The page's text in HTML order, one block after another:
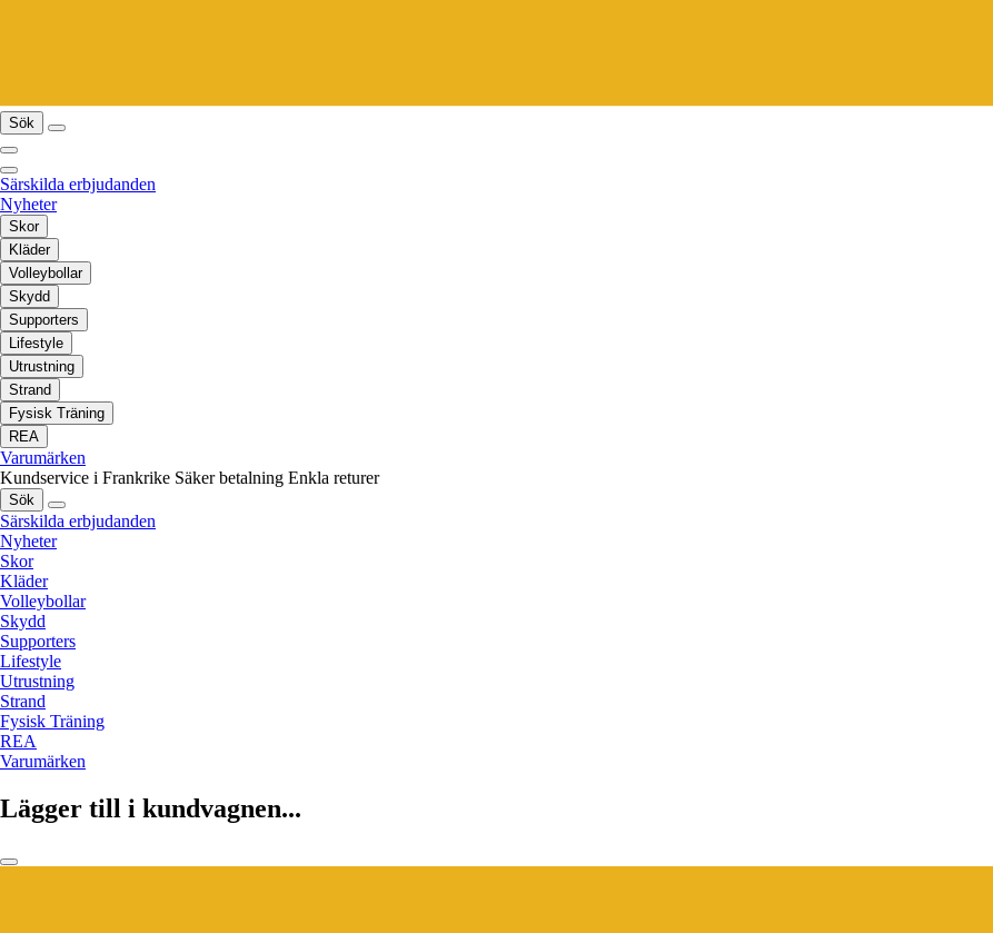
Sök
Särskilda erbjudanden
Nyheter
Skor
Kläder
Volleybollar
Skydd
Supporters
Lifestyle
Utrustning
Strand
Fysisk Träning
REA
Varumärken
Kundservice i Frankrike Säker betalning Enkla returer
Sök
Särskilda erbjudanden
Nyheter
Skor
Kläder
Volleybollar
Skydd
Supporters
Lifestyle
Utrustning
Strand
Fysisk Träning
REA
Varumärken
Lägger till i kundvagnen...